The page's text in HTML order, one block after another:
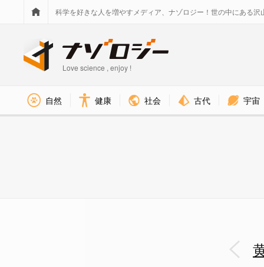
科学を好きな人を増やすメディア、ナゾロジー！世の中にある沢
Love science , enjoy !
自然 健康 社会 古代 宇宙